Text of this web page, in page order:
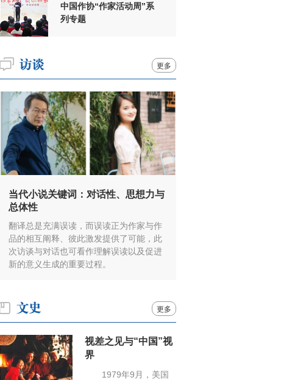
中国作协“作家活动周”系
列专题
更多
当代小说关键词：对话性、思想力与
总体性
翻译总是充满误读，而误读正为作家与作
品的相互阐释、彼此激发提供了可能，此
次访谈与对话也可看作理解误读以及促进
新的意义生成的重要过程。
更多
视差之见与“中国”视
界
1979年9月，美国